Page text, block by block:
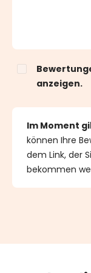
anzeigen.
Im Moment
können Ihre
dem Link, der
bekommen